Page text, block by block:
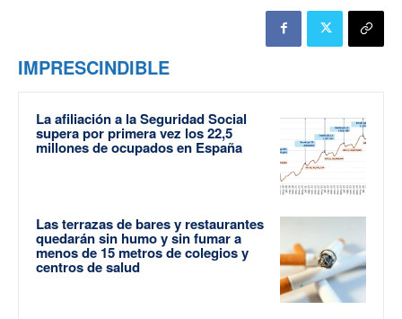
IMPRESCINDIBLE
La afiliación a la Seguridad Social
supera por primera vez los 22,5
millones de ocupados en España
Las terrazas de bares y restaurantes
quedarán sin humo y sin fumar a
menos de 15 metros de colegios y
centros de salud